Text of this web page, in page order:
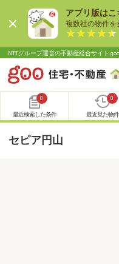
アプリ版はこ
複数社の物件を
NTTグループ運営の不動産総合サイト
0
最近検索した条件
0
最近見た物件
セピア円山